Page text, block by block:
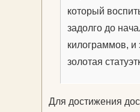
который
задолго до
килограммов, и
золотая
Для достижения